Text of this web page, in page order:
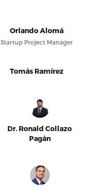
Orlando Alomá
Startup Project Manager
Tomás Ramírez
Dr. Ronald Collazo
Pagán